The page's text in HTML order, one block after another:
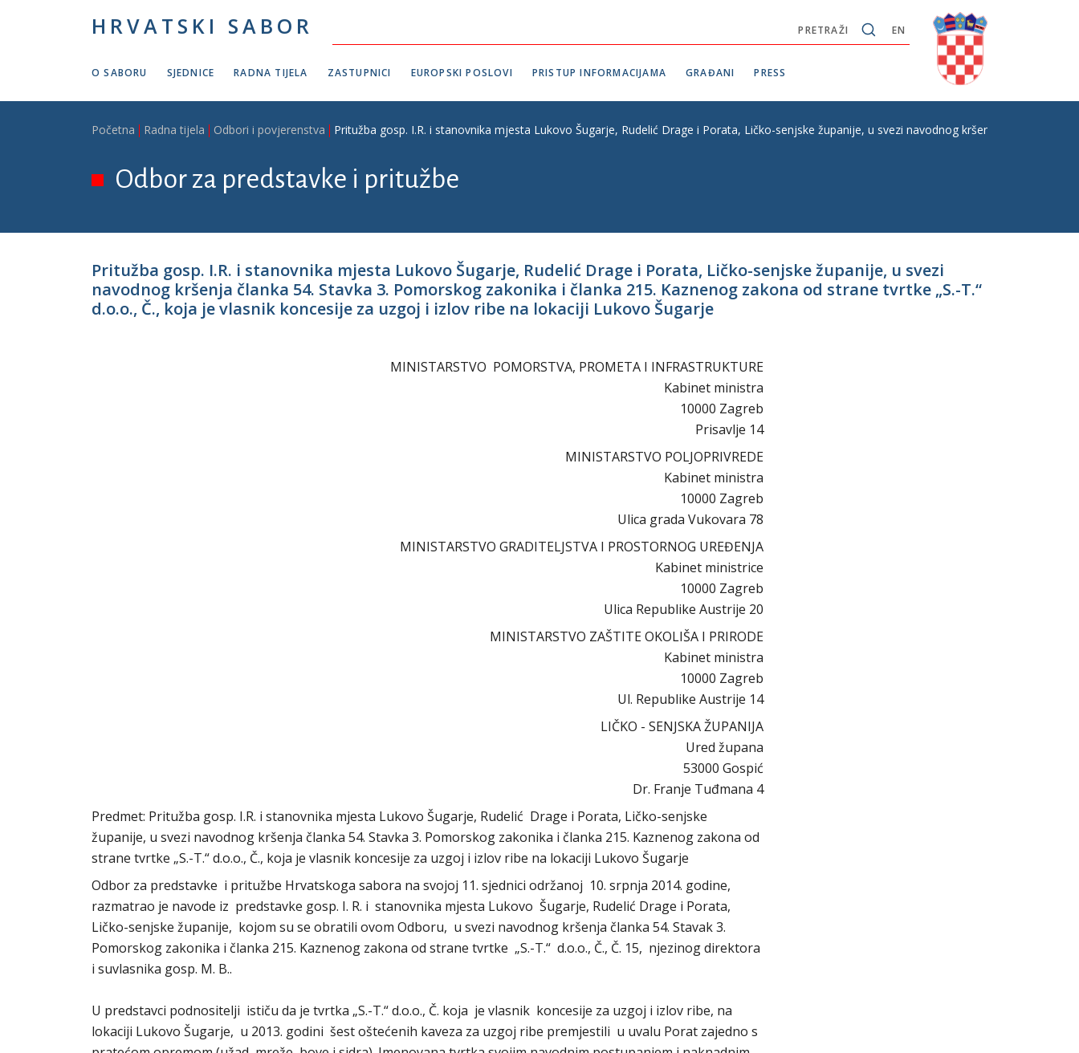
HRVATSKI SABOR EN
PRETRAŽI
O SABORU SJEDNICE RADNA TIJELA ZASTUPNICI EUROPSKI POSLOVI PRISTUP INFORMACIJAMA GRAĐANI PRESS
Breadcrumb
Početna Radna tijela Odbori i povjerenstva Pritužba gosp. I.R. i stanovnika mjesta Lukovo Šugarje, Rudelić Drage i Porata, Ličko-senjske županije, u svezi navodnog kršenja članka 54.
Odbor za predstavke i pritužbe
Pritužba gosp. I.R. i stanovnika mjesta Lukovo Šugarje, Rudelić Drage i Porata, Ličko-senjske županije, u svezi
navodnog kršenja članka 54. Stavka 3. Pomorskog zakonika i članka 215. Kaznenog zakona od strane tvrtke „S.-T.“
d.o.o., Č., koja je vlasnik koncesije za uzgoj i izlov ribe na lokaciji Lukovo Šugarje
MINISTARSTVO POMORSTVA, PROMETA I INFRASTRUKTURE
Kabinet ministra
10000 Zagreb
Prisavlje 14
MINISTARSTVO POLJOPRIVREDE
Kabinet ministra
10000 Zagreb
Ulica grada Vukovara 78
MINISTARSTVO GRADITELJSTVA I PROSTORNOG UREĐENJA
Kabinet ministrice
10000 Zagreb
Ulica Republike Austrije 20
MINISTARSTVO ZAŠTITE OKOLIŠA I PRIRODE
Kabinet ministra
10000 Zagreb
Ul. Republike Austrije 14
LIČKO - SENJSKA ŽUPANIJA
Ured župana
53000 Gospić
Dr. Franje Tuđmana 4
Predmet: Pritužba gosp. I.R. i stanovnika mjesta Lukovo Šugarje, Rudelić Drage i Porata, Ličko-senjske
županije, u svezi navodnog kršenja članka 54. Stavka 3. Pomorskog zakonika i članka 215. Kaznenog zakona od
strane tvrtke „S.-T.“ d.o.o., Č., koja je vlasnik koncesije za uzgoj i izlov ribe na lokaciji Lukovo Šugarje
Odbor za predstavke i pritužbe Hrvatskoga sabora na svojoj 11. sjednici održanoj 10. srpnja 2014. godine,
razmatrao je navode iz predstavke gosp. I. R. i stanovnika mjesta Lukovo Šugarje, Rudelić Drage i Porata,
Ličko-senjske županije, kojom su se obratili ovom Odboru, u svezi navodnog kršenja članka 54. Stavak 3.
Pomorskog zakonika i članka 215. Kaznenog zakona od strane tvrtke „S.-T.“ d.o.o., Č., Č. 15, njezinog direktora
i suvlasnika gosp. M. B..
U predstavci podnositelji ističu da je tvrtka „S.-T.“ d.o.o., Č. koja je vlasnik koncesije za uzgoj i izlov ribe, na
lokaciji Lukovo Šugarje, u 2013. godini šest oštećenih kaveza za uzgoj ribe premjestili u uvalu Porat zajedno s